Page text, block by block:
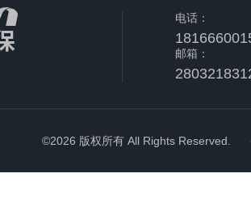
电话：
邮箱：
©2026 版权所有 All Rights Reserved.